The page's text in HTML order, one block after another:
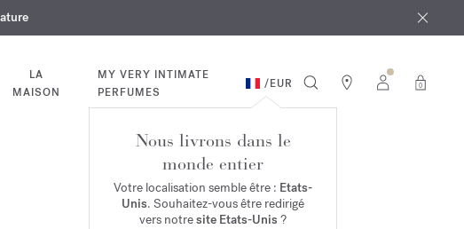
commande*
9 août
LA
MAISON
MY VERY INTIMATE
PERFUMES
/EUR 0
Nous livrons dans le
monde entier
Votre localisation semble être : Etats-
Unis. Souhaitez-vous être redirigé
vers notresite Etats-Unis ?